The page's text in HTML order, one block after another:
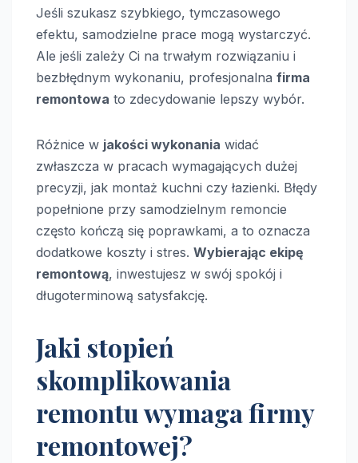
Jeśli szukasz szybkiego, tymczasowego
efektu, samodzielne prace mogą wystarczyć.
Ale jeśli zależy Ci na trwałym rozwiązaniu i
bezbłędnym wykonaniu, profesjonalna firma
remontowa to zdecydowanie lepszy wybór.
Różnice w jakości wykonania widać
zwłaszcza w pracach wymagających dużej
precyzji, jak montaż kuchni czy łazienki. Błędy
popełnione przy samodzielnym remoncie
często kończą się poprawkami, a to oznacza
dodatkowe koszty i stres. Wybierając ekipę
remontową, inwestujesz w swój spokój i
długoterminową satysfakcję.
Jaki stopień
skomplikowania
remontu wymaga firmy
remontowej?